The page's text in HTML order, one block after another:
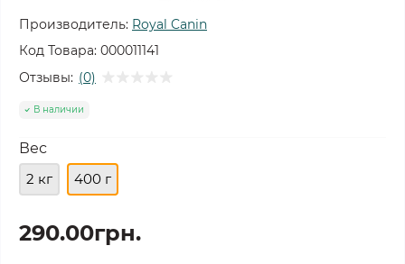
Производитель: Royal Canin
Код Товара: 000011141
Отзывы: (0)
В наличии
Вес
2 кг
400 г
290.00грн.